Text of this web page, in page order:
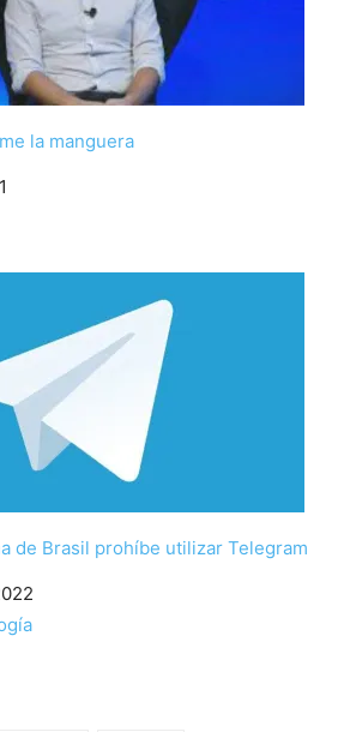
la manguera
de Brasil prohíbe utilizar Telegram